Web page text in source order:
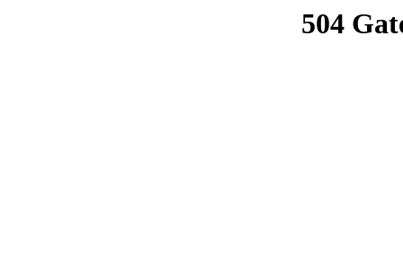
504